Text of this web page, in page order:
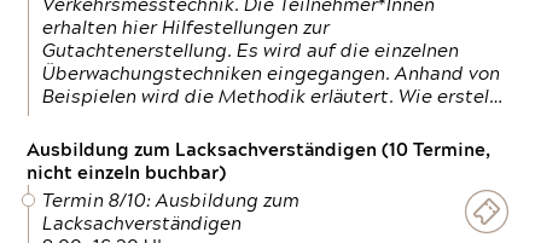
Verkehrsmesstechnik. Die Teilnehmer*Innen
erhalten hier Hilfestellungen zur
Gutachtenerstellung. Es wird auf die einzelnen
Überwachungstechniken eingegangen. Anhand von
Beispielen wird die Methodik erläutert. Wie erstel…
Ausbildung zum Lacksachverständigen (10 Termine,
nicht einzeln buchbar)
Termin 8/10: Ausbildung zum
Lacksachverständigen